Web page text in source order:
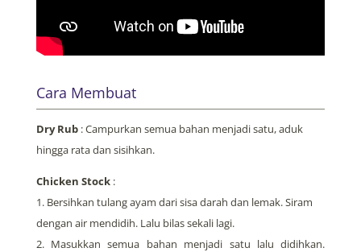
Cara Membuat
Dry Rub: Campurkan semua bahan menjadi satu, aduk
hingga rata dan sisihkan.
Chicken Stock:
Bersihkan tulang ayam dari sisa darah dan lemak. Siram
dengan air mendidih. Lalu bilas sekali lagi.
Masukkan semua bahan menjadi satu lalu didihkan.